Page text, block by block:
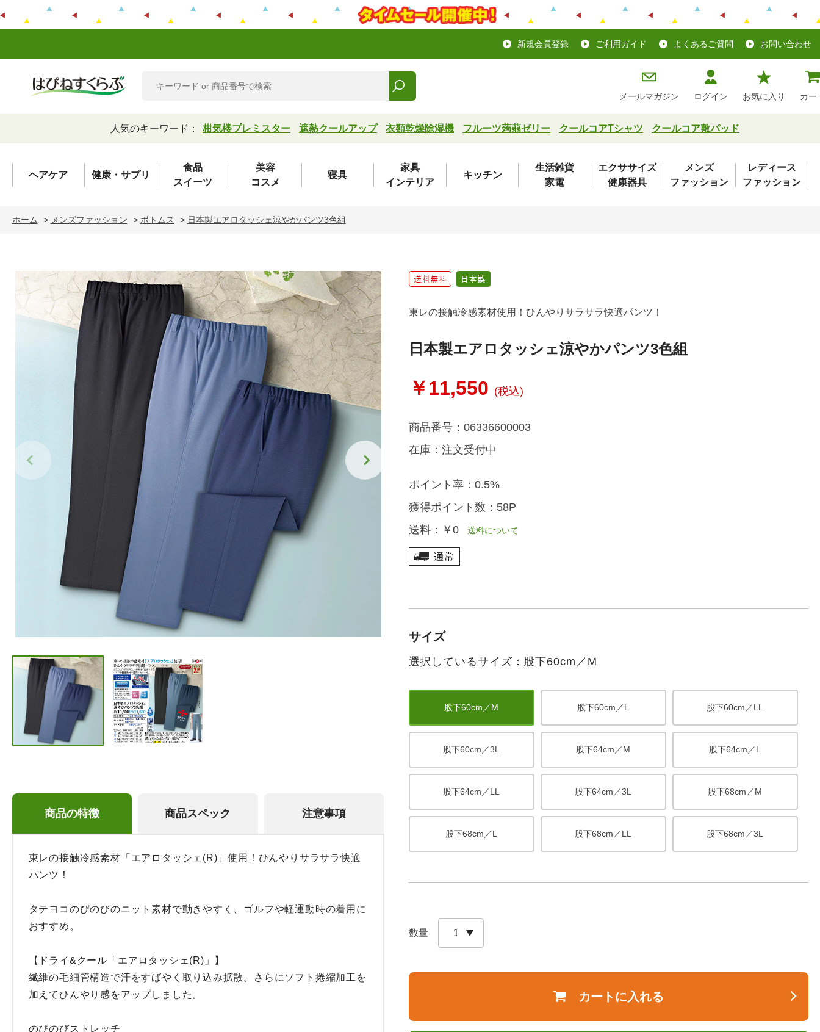
新規会員登録 ご利用ガイド よくあるご質問 お問い合わせ
メールマガジン ログイン お気に入り カー
人気のキーワード： 柑気楼プレミスター 遮熱クールアップ 衣類乾燥除湿機 フルーツ蒟蒻ゼリー クールコアTシャツ クールコア敷パッド
ヘアケア 健康・サプリ
食品
スイーツ
美容
コスメ
寝具
家具
インテリア
キッチン
生活雑貨
家電
エクササイズ
健康器具
メンズ
ファッション
レディース
ファッション
ホーム > メンズファッション > ボトムス > 日本製エアロタッシェ涼やかパンツ3色組
商品の特徴 商品スペック 注意事項
東レの接触冷感素材「エアロタッシェ(R)」使用！ひんやりサラサラ快適
パンツ！
タテヨコのびのびのニット素材で動きやすく、ゴルフや軽運動時の着用に
おすすめ。
【ドライ&クール「エアロタッシェ(R)」】
繊維の毛細管構造で汗をすばやく取り込み拡散。さらにソフト捲縮加工を
加えてひんやり感をアップしました。
のびのびストレッチ
東レの接触冷感素材使用！ひんやりサラサラ快適パンツ！
日本製エアロタッシェ涼やかパンツ3色組
￥11,550 (税込)
商品番号： 06336600003
在庫： 注文受付中
ポイント率： 0.5%
獲得ポイント数： 58P
送料： ￥0送料について
サイズ
選択しているサイズ：股下60cm／M
股下60cm／M 股下60cm／L 股下60cm／LL
股下60cm／3L 股下64cm／M 股下64cm／L
股下64cm／LL 股下64cm／3L 股下68cm／M
股下68cm／L 股下68cm／LL 股下68cm／3L
数量
カートに入れる